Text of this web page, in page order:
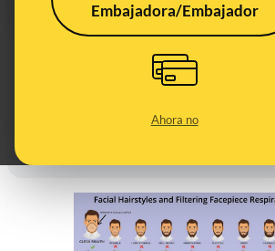
Embajadora/Embajador
Ahora no
Mascotas y coronavirus:
evidencia de que
transmitan la infección, a
Kong (a 5 de marzo de
PREBUNKING